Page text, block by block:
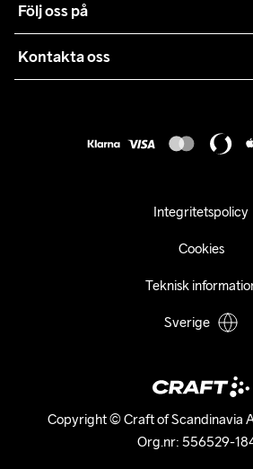
Hållbarhet
Samarbeten
Våra köpvillkor
Retur
Följ oss på
Kontakta oss
Copyright © Craft of Scandinavia
Org.nr: 556529-
Integritetspolicy
Cookies
Teknisk
Sverige